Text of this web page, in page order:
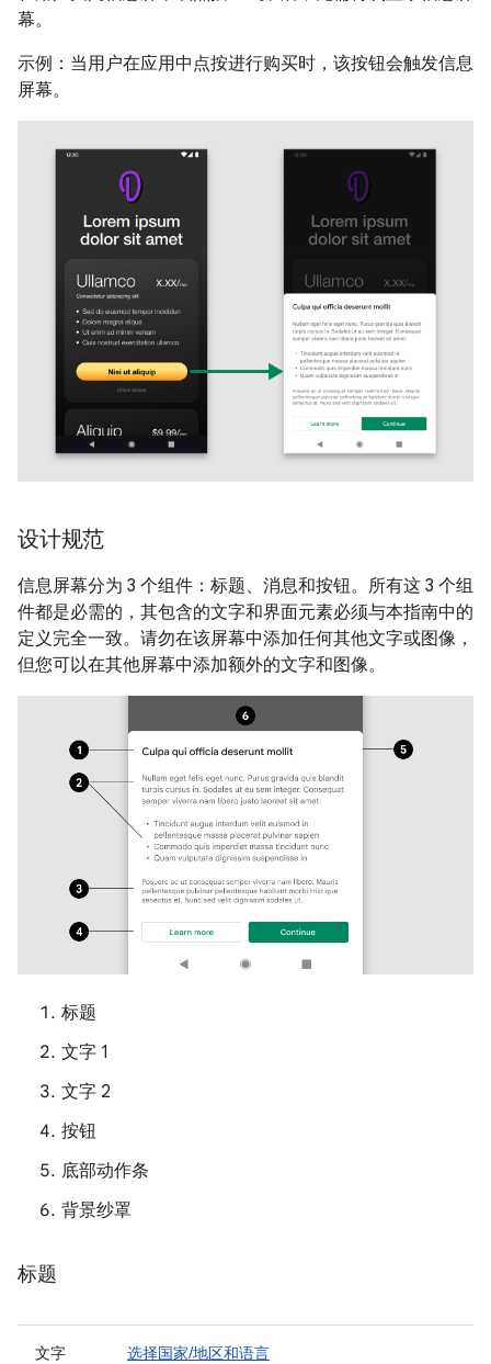
幕。
示例：当用户在应用中点按进行购买时，该按钮会触发信息
屏幕。
设计规范
信息屏幕分为 3 个组件：标题、消息和按钮。所有这 3 个组
件都是必需的，其包含的文字和界面元素必须与本指南中的
定义完全一致。请勿在该屏幕中添加任何其他文字或图像，
但您可以在其他屏幕中添加额外的文字和图像。
标题
文字 1
文字 2
按钮
底部动作条
背景纱罩
标题
文字 选择国家/地区和语言